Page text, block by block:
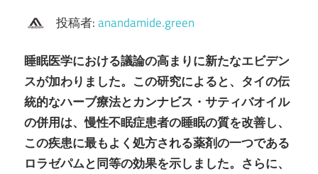
投稿者:anandamide.green
睡眠医学における議論の高まりに新たなエビデン
スが加わりました。この研究によると、タイの伝
統的なハーブ療法とカンナビス・サティバオイル
の併用は、慢性不眠症患者の睡眠の質を改善し、
この疾患に最もよく処方される薬剤の一つである
ロラゼパムと同等の効果を示しました。さらに、